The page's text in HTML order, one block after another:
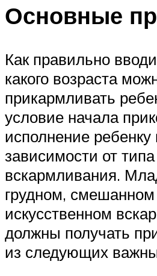
Основные
Как правильно
какого возраста
прикармливать
условие начала
исполнение ребенку
зависимости от типа
вскармливания.
грудном,
искусственном
должны получать
из следующих